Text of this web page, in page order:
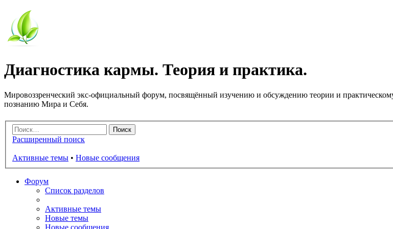
Диагностика кармы. Теория и практика.
Мировоззренческий экс-официальный форум, посвящённый изучению и обсуждению теории и
познанию Мира и Себя.
Расширенный поиск
Активные темы • Новые сообщения
Форум
Список разделов
Активные темы
Новые темы